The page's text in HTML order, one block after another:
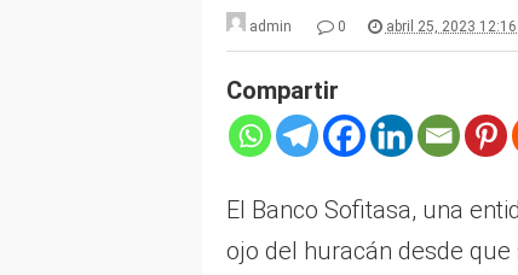
admin 0 abril 25, 2023
Compartir
El Banco Sofitasa, una
ojo del huracán desde